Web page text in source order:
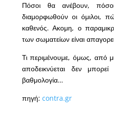
Πόσοι θα ανέβουν,
διαμορφωθούν οι όμιλοι,
καθενός. Ακομη, ο
των σωματείων είναι
Τι περιμένουμε, όμως, από
αποδεικνύεται δεν
βαθμολογία…
πηγή: contra.gr